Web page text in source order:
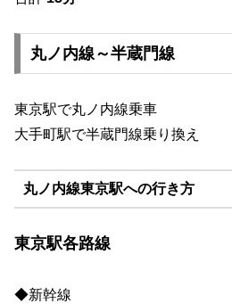
丸ノ内線～半蔵門線
東京駅で丸ノ内線乗車
大手町駅で半蔵門線乗り換え
丸ノ内線東京駅への行き方
東京駅各路線
◆新幹線